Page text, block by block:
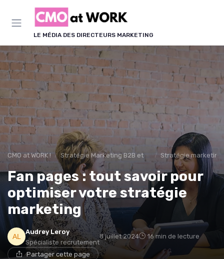
LE MÉDIA DES DIRECTEURS MARKETING
CMO at WORK ! Stratégie Marketing B2B et B2C Stratégie marketing
Fan pages : tout savoir pour
optimiser votre stratégie
marketing
Audrey Leroy
Spécialiste recrutement
8 juillet 2024 16 min de lecture
Partager cette page
Panneau de gestion des cookies